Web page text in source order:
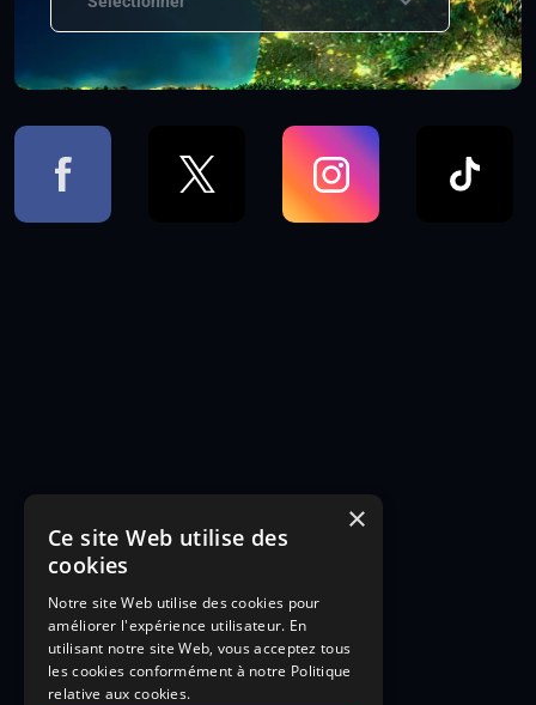
×
Ce site Web utilise des
cookies
Notre site Web utilise des cookies pour
améliorer l'expérience utilisateur. En
utilisant notre site Web, vous acceptez tous
les cookies conformément à notre Politique
relative aux cookies.